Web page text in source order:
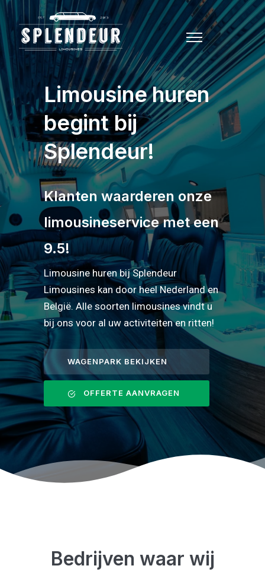
Limousine huren
begint bij
Splendeur!
Klanten waarderen onze
limousineservice met een
9.5!
Limousine huren bij Splendeur
Limousines kan door heel Nederland en
België. Alle soorten limousines vindt u
bij ons voor al uw activiteiten en ritten!
WAGENPARK BEKIJKEN
OFFERTE AANVRAGEN
Bedrijven waar wij